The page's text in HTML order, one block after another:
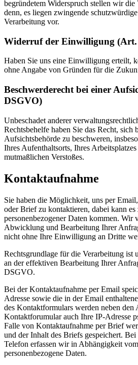
begründetem Widerspruch stellen wir die
denn, es liegen zwingende
Verarbeitung vor.
Widerruf der Einwilligung (Art.
Haben Sie uns eine Einwilligung erteilt,
ohne Angabe von Gründen für die
Beschwerderecht bei einer
DSGVO)
Unbeschadet anderer
Rechtsbehelfe haben Sie das Recht, sich
Aufsichtsbehörde zu beschweren,
Ihres Aufenthaltsorts, Ihres
mutmaßlichen Verstoßes.
Kontaktaufnahme
Sie haben die Möglichkeit, uns per
oder Brief zu kontaktieren, dabei kann es
personenbezogener Daten kommen. Wir
Abwicklung und Bearbeitung Ihrer
nicht ohne Ihre Einwilligung an Dritte
Rechtsgrundlage für die Verarbeitung ist
an der effektiven Bearbeitung Ihrer
DSGVO.
Bei der Kontaktaufnahme per Email
Adresse sowie die in der Email
des Kontaktformulars werden neben den
Kontaktforumular auch Ihre IP-Adresse
Falle von Kontaktaufnahme per Brief
und der Inhalt des Briefs gespeichert.
Telefon erfassen wir in Abhängigkeit
personenbezogene Daten.